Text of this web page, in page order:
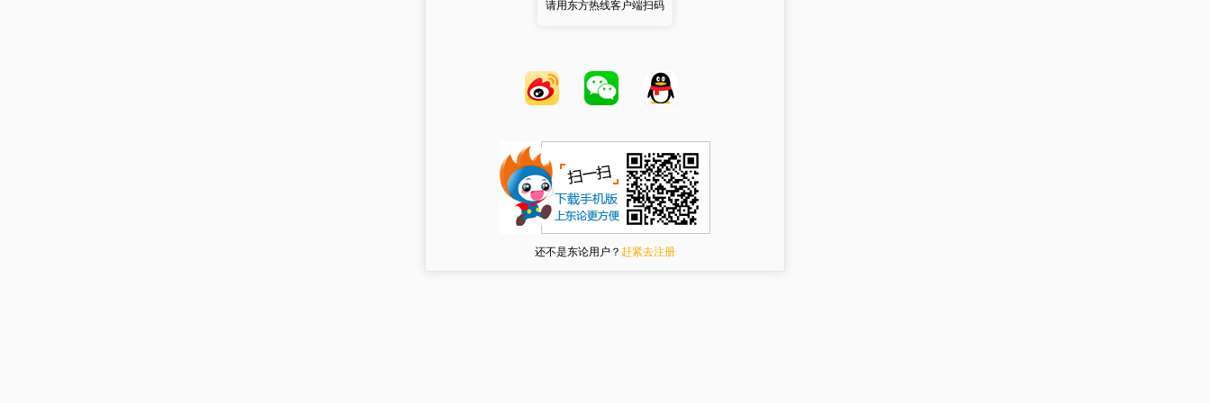
请用东方热线客户端扫码
还不是东论用户？ 赶紧去注册